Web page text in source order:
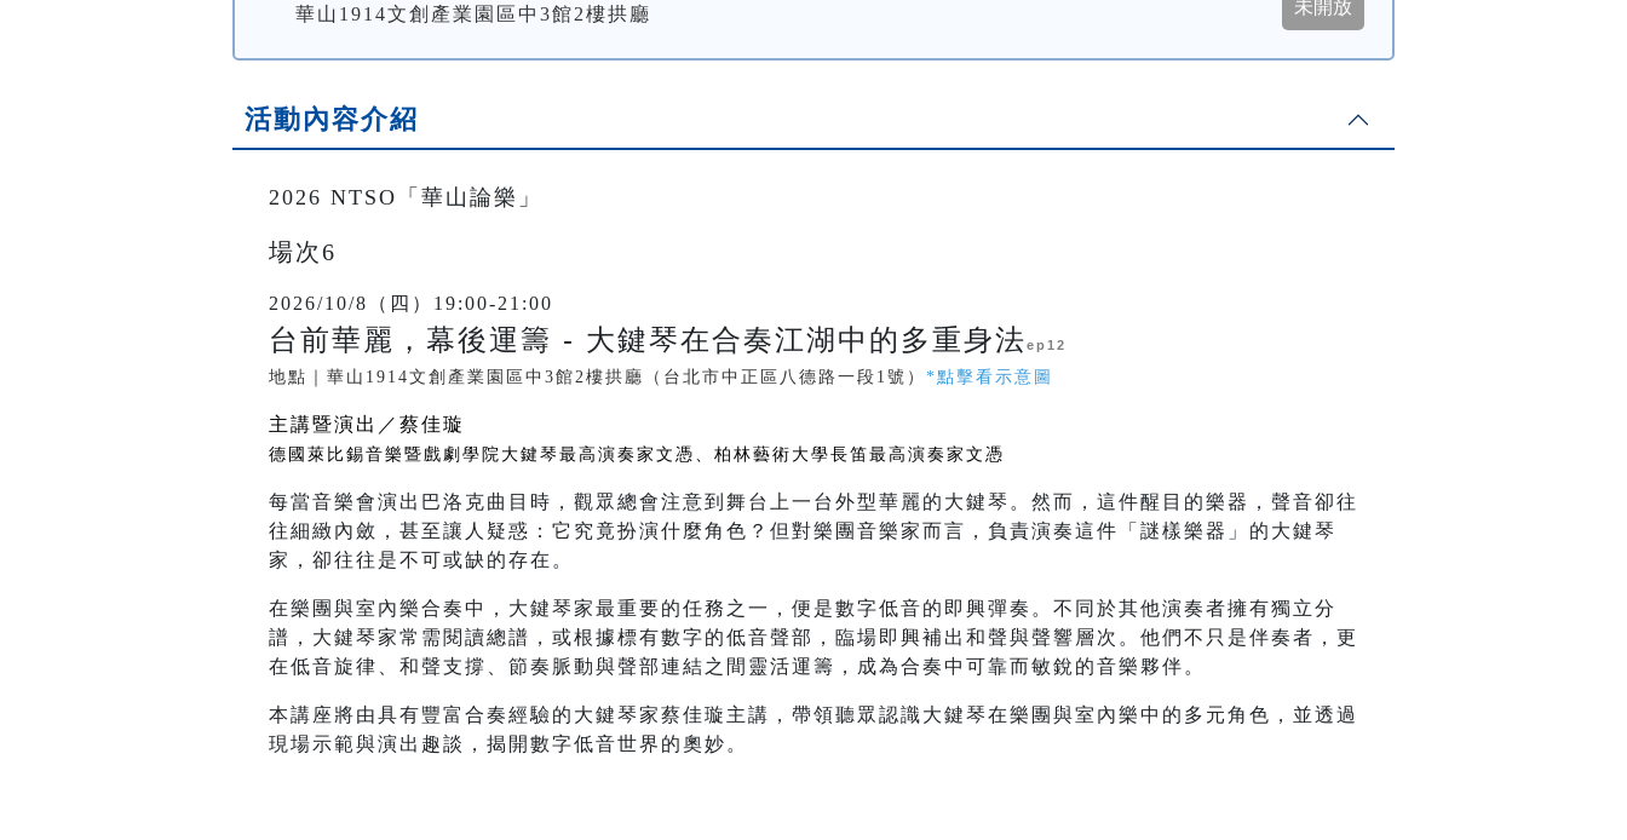
華山1914文創產業園區中3館2樓拱廳
活動內容介紹
2026 NTSO「華山論樂」
場次6
2026/10/8（四）19:00-21:00
台前華麗，幕後運籌 - 大鍵琴在合奏江湖中的多重身法ep12
地點｜華山1914文創產業園區中3館2樓拱廳（台北市中正區八德路一段1號） *點擊看示意圖
主講暨演出／蔡佳璇
德國萊比錫音樂暨戲劇學院大鍵琴最高演奏家文憑、柏林藝術大學長笛最高演奏家文憑
每當音樂會演出巴洛克曲目時，觀眾總會注意到舞台上一台外型華麗的大鍵琴。然而，這件醒目的樂器，聲音卻往
往細緻內斂，甚至讓人疑惑：它究竟扮演什麼角色？但對樂團音樂家而言，負責演奏這件「謎樣樂器」的大鍵琴
家，卻往往是不可或缺的存在。
在樂團與室內樂合奏中，大鍵琴家最重要的任務之一，便是數字低音的即興彈奏。不同於其他演奏者擁有獨立分
譜，大鍵琴家常需閱讀總譜，或根據標有數字的低音聲部，臨場即興補出和聲與聲響層次。他們不只是伴奏者，更
在低音旋律、和聲支撐、節奏脈動與聲部連結之間靈活運籌，成為合奏中可靠而敏銳的音樂夥伴。
本講座將由具有豐富合奏經驗的大鍵琴家蔡佳璇主講，帶領聽眾認識大鍵琴在樂團與室內樂中的多元角色，並透過
現場示範與演出趣談，揭開數字低音世界的奧妙。